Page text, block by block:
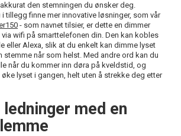
den stemningen du ønsker deg.
tillegg finne mer innovative løsninger, som vår
- som navnet tilsier, er dette en dimmer
wifi på smarttelefonen din. Den kan kobles
eller Alexa, slik at du enkelt kan dimme lyset
stemme når som helst. Med andre ord kan du
når du kommer inn døra på kveldstid, og
lyset i gangen, helt uten å strekke deg etter
med en